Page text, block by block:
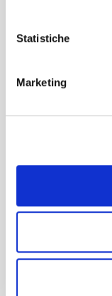
Statistiche
Marketing